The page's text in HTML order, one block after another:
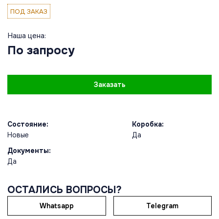
ПОД ЗАКАЗ
Наша цена:
По запросу
Заказать
Состояние:
Новые
Коробка:
Да
Документы:
Да
ОСТАЛИСЬ ВОПРОСЫ?
Whatsapp Telegram